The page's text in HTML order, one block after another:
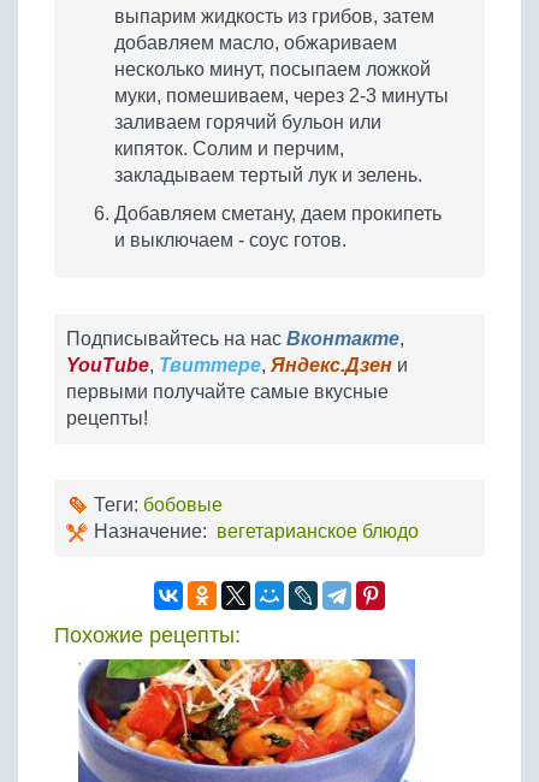
выпарим жидкость из грибов, затем
добавляем масло, обжариваем
несколько минут, посыпаем ложкой
муки, помешиваем, через 2-3 минуты
заливаем горячий бульон или
кипяток. Солим и перчим,
закладываем тертый лук и зелень.
Добавляем сметану, даем прокипеть
и выключаем - соус готов.
Подписывайтесь на нас Вконтакте,
YouTube, Твиттере, Яндекс.Дзен и
первыми получайте самые вкусные
рецепты!
Теги: бобовые
Назначение: вегетарианское блюдо
Похожие рецепты: